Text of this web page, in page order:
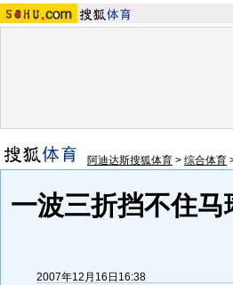
阿迪达斯搜狐体育 > 综合体育
一波三折挡不住
2007年12月16日16:38